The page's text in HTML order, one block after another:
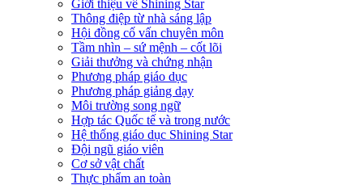
Giới thiệu về Shining Star
Thông điệp từ nhà sáng lập
Hội đồng cố vấn chuyên môn
Tầm nhìn – sứ mệnh – cốt lõi
Giải thưởng và chứng nhận
Phương pháp giáo dục
Phương pháp giảng dạy
Môi trường song ngữ
Hợp tác Quốc tế và trong nước
Hệ thống giáo dục Shining Star
Đội ngũ giáo viên
Cơ sở vật chất
Thực phẩm an toàn